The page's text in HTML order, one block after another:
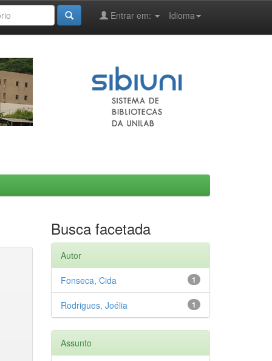
Idioma
Entrar em:
Busca facetada
Autor
1
Fonseca, Cida
1
Rodrigues, Joélia
Assunto